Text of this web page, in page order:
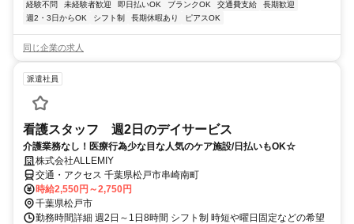
経験不問 未経験者歓迎 即日払いOK ブランクOK 交通費支給
長期歓迎
週2・3日からOK
シフト制 長期休暇あり ピアスOK
同じ企業の求人
派遣社員
看護スタッフ 週2日のデイサービス
介護業務なし！医療行為少な目な人気のケア施設/日払いもOK☆
株式会社ALLEMIY
交通・アクセス 千葉県松戸市串崎南町
時給2,550円～2,750円
千葉県松戸市
勤務時間詳細 週2日～1日8時間 シフト制 時短や曜日固定などの希望